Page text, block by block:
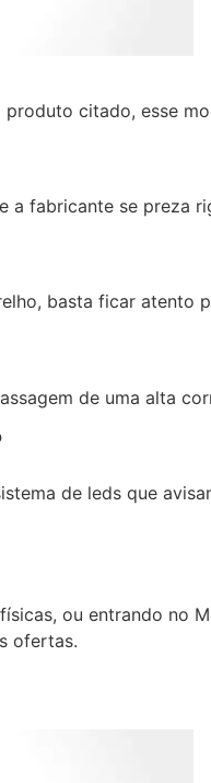
citado, esse
fabricante se preza
basta ficar atento
de uma alta
de leds que
ou entrando no
ofertas.